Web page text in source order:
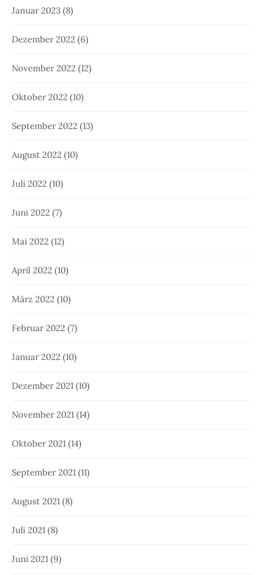
Januar 2023 (8)
Dezember 2022 (6)
November 2022 (12)
Oktober 2022 (10)
September 2022 (13)
August 2022 (10)
Juli 2022 (10)
Juni 2022 (7)
Mai 2022 (12)
April 2022 (10)
März 2022 (10)
Februar 2022 (7)
Januar 2022 (10)
Dezember 2021 (10)
November 2021 (14)
Oktober 2021 (14)
September 2021 (11)
August 2021 (8)
Juli 2021 (8)
Juni 2021 (9)